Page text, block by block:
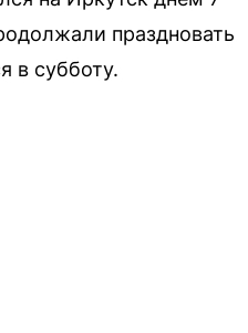
праздновать
в субботу.